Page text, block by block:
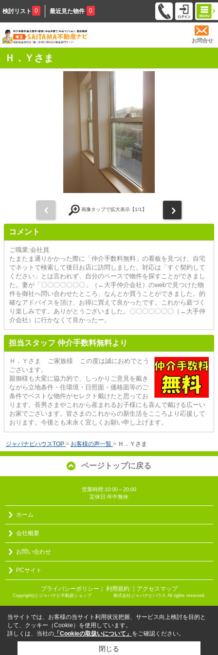
検討リスト 0 最近見た物件 0
お問合せ
Ｈ．Ｙさま
画像タップで拡大表示【1/1】
コメント
ご職業:会社員
たまたま通りかかった際に「仲介手数料無料」の看板を見つけ、自宅
でネットで検索して後日お店に訪問しました。対応は「すぐ契約して
ください」とは言われず、自分のペースで物件を探すことができまし
た。妻が「〇〇〇〇〇〇〇」（←大手仲介会社）のwebで見つけた物
件を御社へ問い合わせたところ、なんとか買うことができました。的
確なアドバイスを頂け、お得に買えて良かったです。これから庭づく
り楽しみです。ありがとうございました。〇〇〇〇〇〇〇（←大手仲
介会社）に行かなくて良かったー。
担当スタッフ 仲介手数料無料より
Ｈ．Ｙさま ご家族様 この度は誠におめでとう
ございます。
親御様も大変に協力的で、しっかりご意見を戴き
ながら立地条件・住環境・日照面・価格面等のご
条件でベストな物件がセレクト戴けたと思ってお
ります。長男さまやこれから産まれるお子様にも喜んで戴ける広ーい
お家でございます。皆さまのこれからの新生活をこころより応援して
おります。今後とも末永く宜しくお願い申し上げます。
ジャパナビハウスTOP > お客様の声一覧 > Ｈ．Ｙさま
ページトップに戻る
営業時間:10:00～20:00
定休日:年中無休
ホーム
会社概要
お問い合わせ
PCサイト
プライバシーポリシー ｜ 利用規約 ｜アクセスマップ
Copyright(c) ジャパナビ不動産ショップ 株式会社ジャパナビハウス All rights reserved.
当サイトでは、お客様の当サイト利用状況把握、サービス向上検討を目的と
して、クッキー（Cookie）を使用しています。
詳しくは、当社の 「Cookieの取扱いについて」 をご確認ください。
閉じる